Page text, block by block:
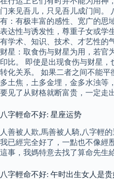
门来见吾儿，只见吾儿成门间。
有：有极丰富的感性、宽广的思
表达性与诱发性，尊重子女或学
有学术、知识、技术、才艺性的
财星：取食伤与财星为用，若官
印比。 即使是出现食伤与财星，
转化关系。 如果二者之间不能平
多土焦，土多金埋，金多水浊等
要见了从财格就断富贵，一定走
八字輕命不好: 星座运势
人善被人欺,馬善被人騎,八字輕
我已經完全好了，一點也不像經
這事，我媽特意去找了算命先生
八字輕命不好: 午时出生女人是